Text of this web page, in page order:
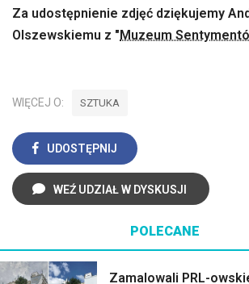
Za udostępnienie zdjęć dziękujemy
Olszewskiemu z "Muzeum
WIĘCEJ O: SZTUKA
UDOSTĘPNIJ
WEŹ UDZIAŁ W DYSKUSJI
POLECANE
Zamalowali PRL-